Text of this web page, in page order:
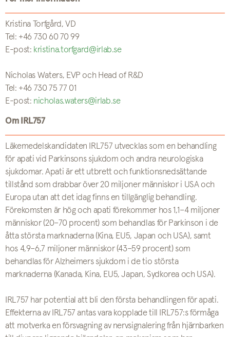
Kristina Torfgård, VD
Tel: +46 730 60 70 99
E-post: kristina.torfgard@irlab.se
Nicholas Waters, EVP och Head of R&D
Tel: +46 730 75 77 01
E-post: nicholas.waters@irlab.se
Om IRL757
Läkemedelskandidaten IRL757 utvecklas som en behandling
för apati vid Parkinsons sjukdom och andra neurologiska
sjukdomar. Apati är ett utbrett och funktionsnedsättande
tillstånd som drabbar över 20 miljoner människor i USA och
Europa utan att det idag finns en tillgänglig behandling.
Förekomsten är hög och apati förekommer hos 1,1–4 miljoner
människor (20–70 procent) som behandlas för Parkinson i de
åtta största marknaderna (Kina, EU5, Japan och USA), samt
hos 4,9–6,7 miljoner människor (43–59 procent) som
behandlas för Alzheimers sjukdom i de tio största
marknaderna (Kanada, Kina, EU5, Japan, Sydkorea och USA).
IRL757 har potential att bli den första behandlingen för apati.
Effekterna av IRL757 antas vara kopplade till IRL757:s förmåga
att motverka en försvagning av nervsignalering från hjärnbarken